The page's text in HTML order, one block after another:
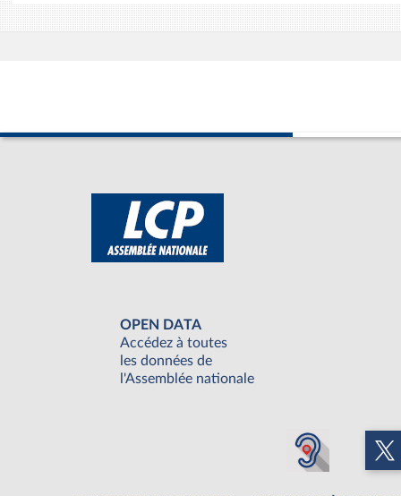
OPEN DATA
Accédez à toutes
les données de
l'Assemblée nationale